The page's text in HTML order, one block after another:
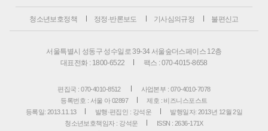
청소년보호정책 정정·반론보도 기사심의규정 불편신고
서울특별시 성동구 성수일로 39-34 서울숲더스페이스 12층
대표전화 : 1800-6522
팩스 : 070-4015-8658
편집국 : 070-4010-8512
사업본부 : 070-4010-7078
등록번호 : 서울 아 02897
제호 : 비즈니스포스트
등록일: 2013.11.13
발행·편집인 : 강석운
발행일자: 2013년 12월 2일
청소년보호책임자 : 강석운
ISSN : 2636-171X